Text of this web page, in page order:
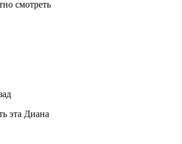
смотреть
эта Диана